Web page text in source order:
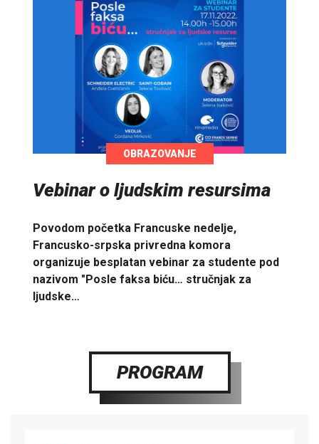
OBRAZOVANJE
Vebinar o ljudskim resursima
Povodom početka Francuske nedelje,
Francusko-srpska privredna komora
organizuje besplatan vebinar za studente pod
nazivom "Posle faksa biću… stručnjak za
ljudske…
PROGRAM